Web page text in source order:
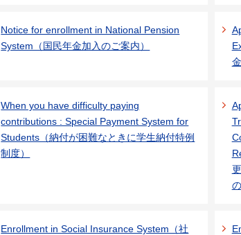
Notice for enrollment in National Pension
System（国民年金加入のご案内）
When you have difficulty paying
contributions : Special Payment System for
Students（納付が困難なときに学生納付特例
制度）
Enrollment in Social Insurance System（社